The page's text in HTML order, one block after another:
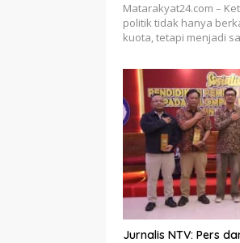
Matarakyat24.com –
politik tidak hanya
kuota, tetapi menjadi
Jurnalis NTV: Pers